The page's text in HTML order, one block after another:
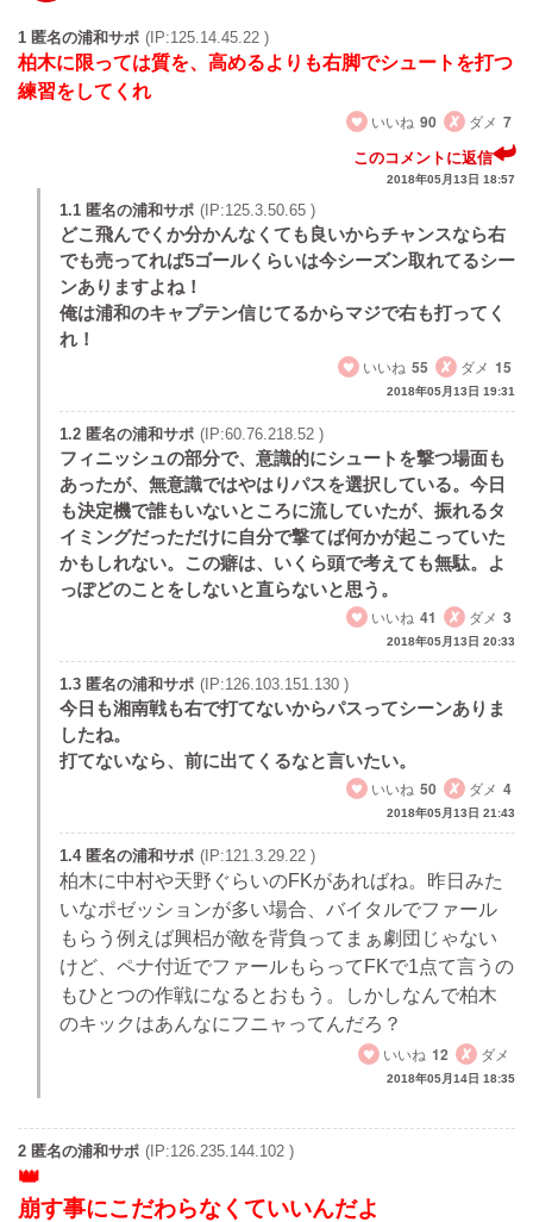
1 匿名の浦和サポ (IP:125.14.45.22 )
柏木に限っては質を、高めるよりも右脚でシュートを打つ
練習をしてくれ
いいね 90 ダメ 7
このコメントに返信
2018年05月13日 18:57
1.1 匿名の浦和サポ (IP:125.3.50.65 )
どこ飛んでくか分かんなくても良いからチャンスなら右
でも売ってれば5ゴールくらいは今シーズン取れてるシー
ンありますよね！
俺は浦和のキャプテン信じてるからマジで右も打ってく
れ！
いいね 55 ダメ 15
2018年05月13日 19:31
1.2 匿名の浦和サポ (IP:60.76.218.52 )
フィニッシュの部分で、意識的にシュートを撃つ場面も
あったが、無意識ではやはりパスを選択している。今日
も決定機で誰もいないところに流していたが、振れるタ
イミングだっただけに自分で撃てば何かが起こっていた
かもしれない。この癖は、いくら頭で考えても無駄。よ
っぽどのことをしないと直らないと思う。
いいね 41 ダメ 3
2018年05月13日 20:33
1.3 匿名の浦和サポ (IP:126.103.151.130 )
今日も湘南戦も右で打てないからパスってシーンありま
したね。
打てないなら、前に出てくるなと言いたい。
いいね 50 ダメ 4
2018年05月13日 21:43
1.4 匿名の浦和サポ (IP:121.3.29.22 )
柏木に中村や天野ぐらいのFKがあればね。昨日みた
いなポゼッションが多い場合、バイタルでファール
もらう例えば興梠が敵を背負ってまぁ劇団じゃない
けど、ペナ付近でファールもらってFKで1点て言うの
もひとつの作戦になるとおもう。しかしなんで柏木
のキックはあんなにフニャってんだろ？
いいね 12 ダメ
2018年05月14日 18:35
2 匿名の浦和サポ (IP:126.235.144.102 )
崩す事にこだわらなくていいんだよ